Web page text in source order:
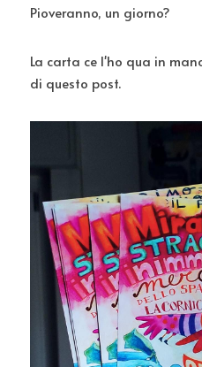
Pioveranno, un giorno?
La carta ce l'ho qua in
di questo post.